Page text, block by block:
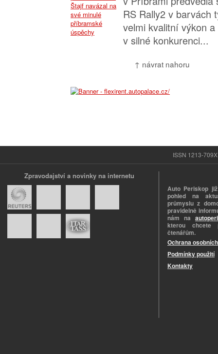
RS Rally2 v barvách
velmi kvalitní výkon
v silné konkurenci...
↑ návrat nahoru
ISSN 1213-
Zpravodajství a novinky na internetu
Auto Periskop
pohled na
průmyslu z
pravidelně
nám na
kterou chcete
čtenářům.
Ochrana
Podmínky použití
Kontakty